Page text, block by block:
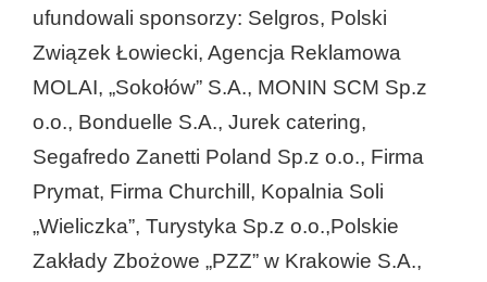
ufundowali sponsorzy: Selgros, Polski
Związek Łowiecki, Agencja Reklamowa
MOLAI, „Sokołów” S.A., MONIN SCM Sp.z
o.o., Bonduelle S.A., Jurek catering,
Segafredo Zanetti Poland Sp.z o.o., Firma
Prymat, Firma Churchill, Kopalnia Soli
„Wieliczka”, Turystyka Sp.z o.o.,Polskie
Zakłady Zbożowe „PZZ” w Krakowie S.A.,